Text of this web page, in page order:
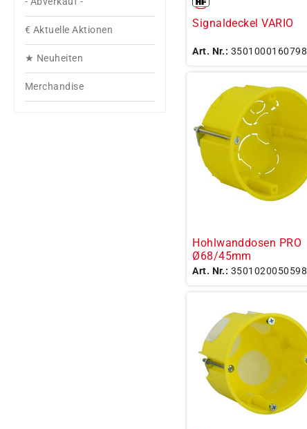
€ Aktuelle Aktionen
★ Neuheiten
Merchandise
Signaldeckel VARIO
Art. Nr.: 3501000160798
Hohlwanddosen PRO
Ø68/45mm
Art. Nr.: 3501020050598